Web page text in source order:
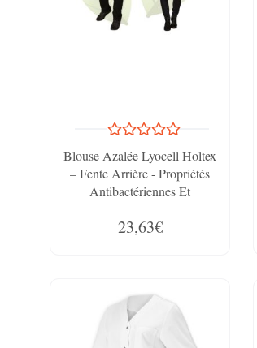
Blouse Azalée Lyocell Holtex
– Fente Arrière - Propriétés
Antibactériennes Et
23,63€